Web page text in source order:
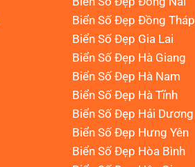
Biển Số Đẹp Đồng Tháp
Biển Số Đẹp Gia Lai
Biển Số Đẹp Hà Giang
Biển Số Đẹp Hà Nam
Biển Số Đẹp Hà Tĩnh
Biển Số Đẹp Hải Dương
Biển Số Đẹp Hưng Yên
Biển Số Đẹp Hòa Bình